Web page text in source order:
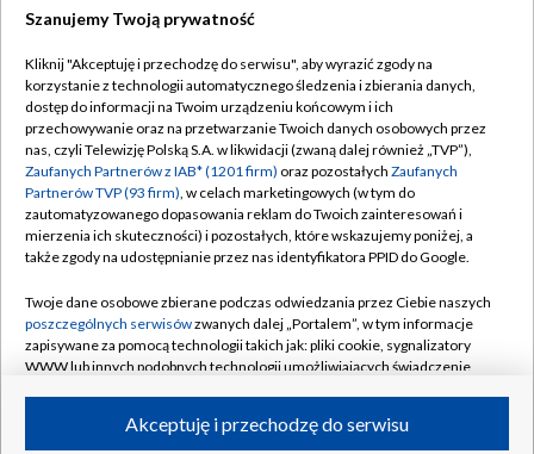
TVP
Abonament TVP
Emisja w TVP
Centrum informacji TVP
Naziemna Telewizja Cyfrowa
Rada Programowa
System NOS
Informacje o nadawcy
Program dla prasy
Regulamin TVP
Polityka prywatności
Moje zgody
Pomoc
Kontakt
Kanały
Szanujemy Twoją prywatność
Kliknij "Akceptuję i przechodzę do serwisu", aby wyrazić zgody na
korzystanie z technologii automatycznego śledzenia i zbierania danych,
dostęp do informacji na Twoim urządzeniu końcowym i ich
przechowywanie oraz na przetwarzanie Twoich danych osobowych przez
nas, czyli Telewizję Polską S.A. w likwidacji (zwaną dalej również „TVP”),
Zaufanych Partnerów z IAB* (1201 firm) oraz pozostałych Zaufanych
Partnerów TVP (93 firm), w celach marketingowych (w tym do
zautomatyzowanego dopasowania reklam do Twoich zainteresowań i
mierzenia ich skuteczności) i pozostałych, które wskazujemy poniżej, a
także zgody na udostępnianie przez nas identyfikatora PPID do Google.
Twoje dane osobowe zbierane podczas odwiedzania przez Ciebie naszych
poszczególnych serwisówzwanych dalej „Portalem”, w tym informacje
zapisywane za pomocą technologii takich jak: pliki cookie, sygnalizatory
WWW lub innych podobnych technologii umożliwiających świadczenie
ruchu w Internecie.Akceptuję i przechodzę do serwisu